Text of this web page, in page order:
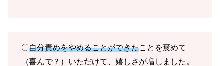
〇自分責めをやめることができたことを褒めて
（喜んで？）いただけて、嬉しさが増しました。